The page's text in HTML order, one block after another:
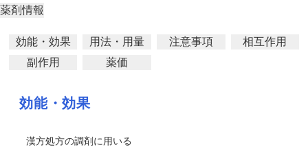
薬剤情報
効能・効果 用法・用量 注意事項
相互作用
副作用
薬価
効能・効果
漢方処方の調剤に用いる